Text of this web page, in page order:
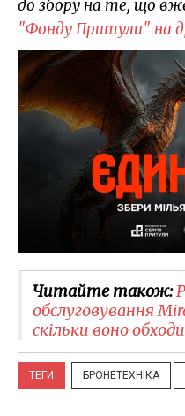
до збору на те, що
"Фонду Притули" на
Читайте також:
обслуговування
скільки воно
ТЕГИ БРОНЕТЕХНІКА